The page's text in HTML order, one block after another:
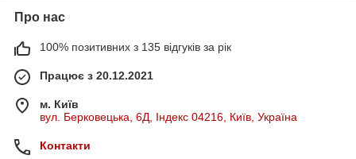
Про нас
100% позитивних з 135 відгуків за рік
Працює з 20.12.2021
м. Київ
вул. Берковецька, 6Д, Індекс 04216, Київ, Україна
Контакти